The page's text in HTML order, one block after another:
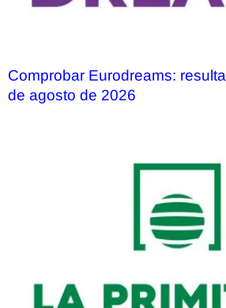
Comprobar Eurodreams:
de agosto de 2026